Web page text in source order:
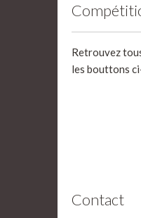
Retrouvez
les bouttons
Contact